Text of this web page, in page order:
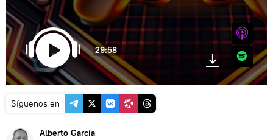
29:58
iTunes
Spotify
Síguenos en
Alberto García